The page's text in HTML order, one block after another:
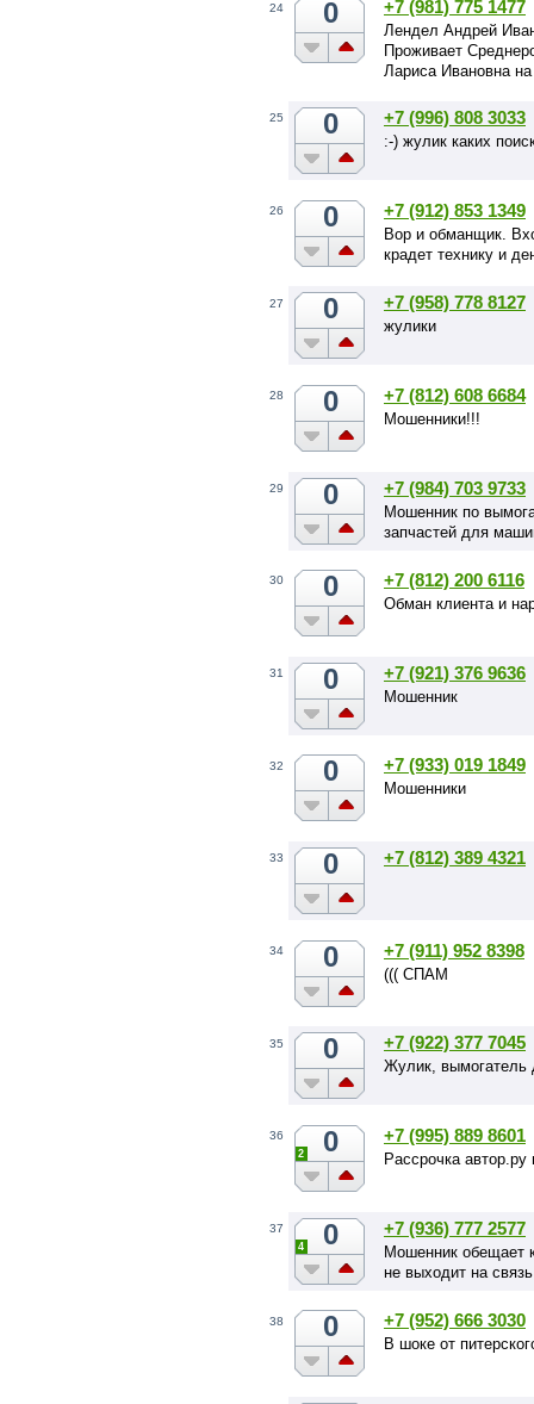
24 0 +7 (981) 775 1477
Лендел Андрей
Проживает
Лариса Ивановна
25 0 +7 (996) 808 3033
:-) жулик каких
26 0 +7 (912) 853 1349
Вор и обманщик.
крадет технику и
27 0 +7 (958) 778 8127
жулики
28 0 +7 (812) 608 6684
Мошенники!!!
29 0 +7 (984) 703 9733
Мошенник по
запчастей для
30 0 +7 (812) 200 6116
Обман клиента и
31 0 +7 (921) 376 9636
Мошенник
32 0 +7 (933) 019 1849
Мошенники
33 0 +7 (812) 389 4321
34 0 +7 (911) 952 8398
((( СПАМ
35 0 +7 (922) 377 7045
Жулик, вымогатель
36 0
2
+7 (995) 889 8601
Рассрочка
37 0
4
+7 (936) 777 2577
Мошенник обещает
не выходит на
38 0 +7 (952) 666 3030
В шоке от